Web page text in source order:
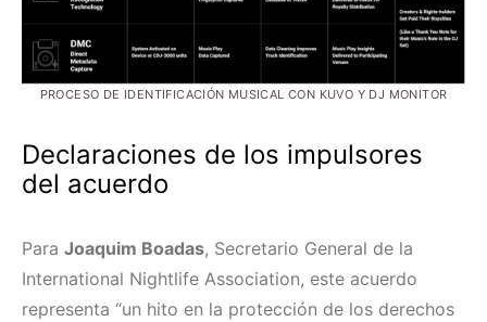
PROCESO DE IDENTIFICACIÓN MUSICAL CON KUVO Y DJ MONITOR
Declaraciones de los impulsores
del acuerdo
Para Joaquim Boadas, Secretario General de la
International Nightlife Association, este acuerdo
representa “un hito en la protección de los derechos